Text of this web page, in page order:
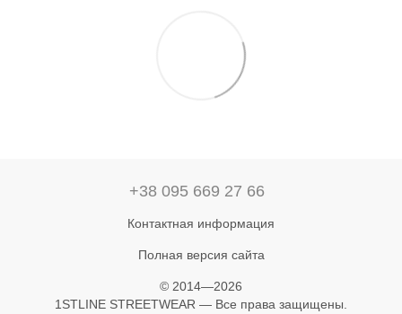
+38 095 669 27 66
Контактная информация
Полная версия сайта
© 2014—2026
1STLINE STREETWEAR — Все права защищены.